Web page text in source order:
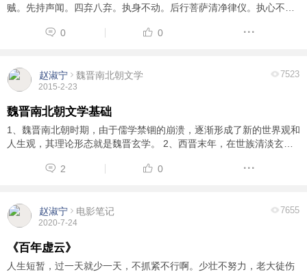
贼。先持声闻。四弃八弃。执身不动。后行菩萨清净律仪。执心不
0 0
赵淑宁 魏晋南北朝文学
2015-2-23
7523
魏晋南北朝文学基础
1、魏晋南北朝时期，由于儒学禁锢的崩溃，逐渐形成了新的世界观和
人生观，其理论形态就是魏晋玄学。 2、西晋末年，在世族清淡玄理
2 0
赵淑宁 电影笔记
2020-7-24
7655
《百年虚云》
人生短暂，过一天就少一天，不抓紧不行啊。少壮不努力，老大徒伤